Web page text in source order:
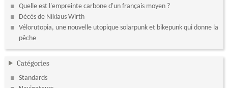
Quelle est l'empreinte carbone d'un français moyen ?
Décès de Niklaus Wirth
Vélorutopia, une nouvelle utopique solarpunk et bikepunk qui donne la
pêche
Catégories
Standards